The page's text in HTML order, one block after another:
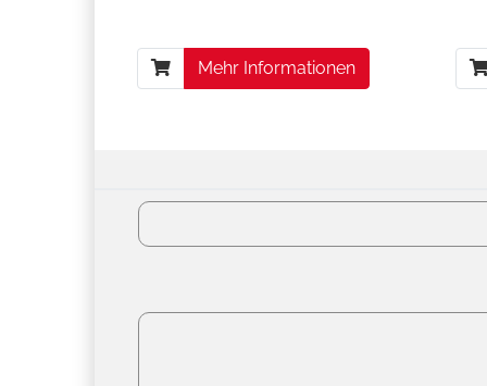
Mehr Informationen